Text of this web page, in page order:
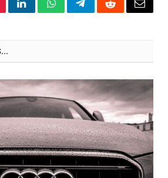
LinkedInWhatsAppTelegramRedditEmail